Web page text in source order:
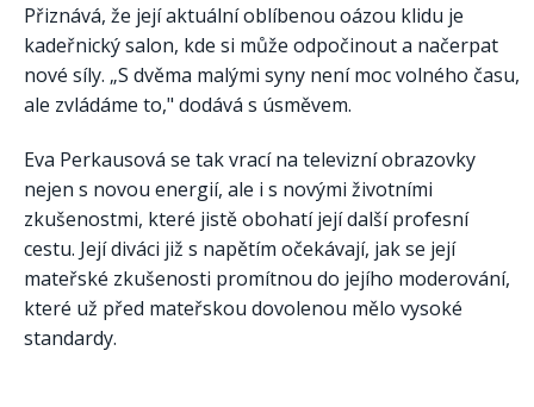
Přiznává, že její aktuální oblíbenou oázou klidu je
kadeřnický salon, kde si může odpočinout a načerpat
nové síly. „S dvěma malými syny není moc volného času,
ale zvládáme to," dodává s úsměvem.
Eva Perkausová se tak vrací na televizní obrazovky
nejen s novou energií, ale i s novými životními
zkušenostmi, které jistě obohatí její další profesní
cestu. Její diváci již s napětím očekávají, jak se její
mateřské zkušenosti promítnou do jejího moderování,
které už před mateřskou dovolenou mělo vysoké
standardy.